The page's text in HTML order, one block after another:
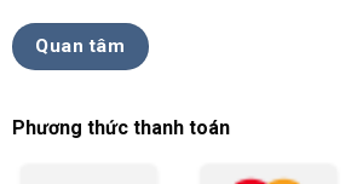
Quan tâm
Phương thức thanh toán